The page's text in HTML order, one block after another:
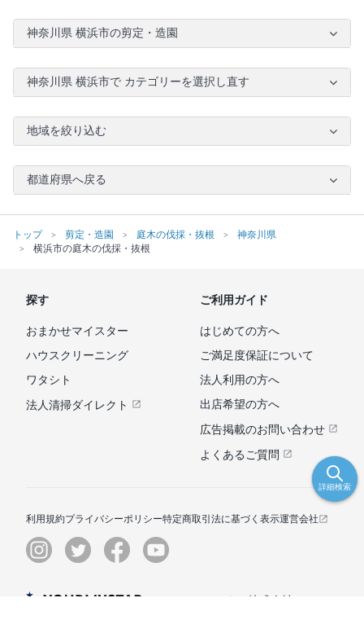
神奈川県 横浜市の剪定・造園
神奈川県 横浜市で カテゴリーを選択し直す
地域を絞り込む
都道府県へ戻る
トップ 剪定・造園 庭木の伐採・抜根
神奈川県
横浜市の庭木の伐採・抜根
詳細検索
探す
おまかせマイスター
ハウスクリーニング
ワタシト
法人清掃ダイレクト
ご利用ガイド
はじめての方へ
ご満足度保証について
法人利用の方へ
出店希望の方へ
広告掲載のお問い合わせ
よくあるご質問
利用規約プライバシーポリシー特定商取引法に基づく表示運営会社
© ユアマイスター株式会社